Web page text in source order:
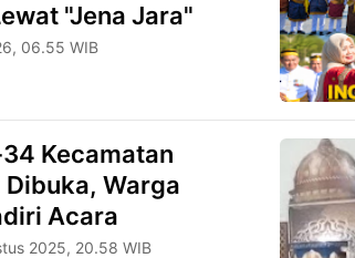
"Jena Jara"
06.55 WIB
Kecamatan
Warga
Acara
2025, 20.58 WIB